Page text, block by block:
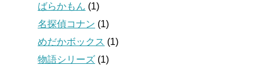
ばらかもん (1)
名探偵コナン (1)
めだかボックス (1)
物語シリーズ (1)